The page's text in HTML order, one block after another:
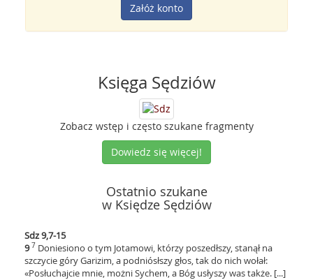
Załóż konto
Księga Sędziów
Zobacz wstęp i często szukane fragmenty
Dowiedz się więcej!
Ostatnio szukane
w Księdze Sędziów
Sdz 9,7-15
97 Doniesiono o tym Jotamowi, którzy poszedłszy, stanął na
szczycie góry Garizim, a podniósłszy głos, tak do nich wołał:
«Posłuchajcie mnie, możni Sychem, a Bóg usłyszy was także. [...]